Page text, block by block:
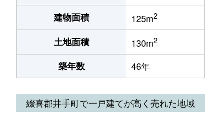
建物面積 125m2
土地面積 130m2
築年数 46年
綴喜郡井手町で一戸建てが高く売れた地域